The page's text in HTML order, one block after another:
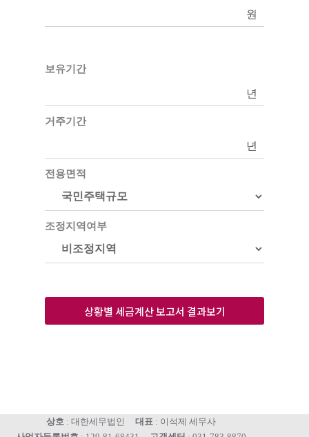
원
보유기간
년
거주기간
년
전용면적
조정지역여부
상황별 세금계산 보고서 결과보기
상호 : 대한세무법인 대표: 이석제 세무사